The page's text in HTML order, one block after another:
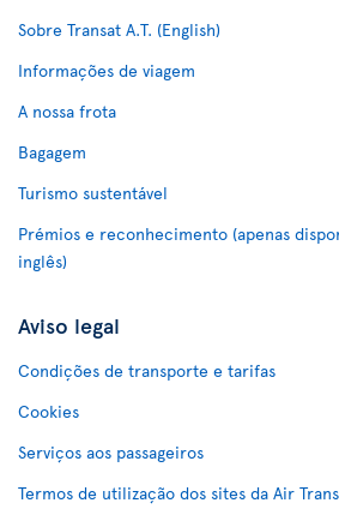
Sobre Transat A.T. (English)
Informações de viagem
A nossa frota
Bagagem
Turismo sustentável
Prémios e reconhecimento (apenas
inglês)
Aviso legal
Condições de transporte e tarifas
Cookies
Serviços aos passageiros
Termos de utilização dos sites da Air